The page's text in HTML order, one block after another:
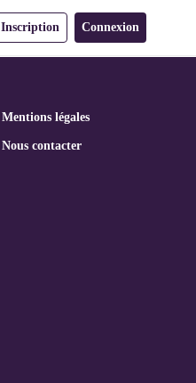
Inscription Connexion
Mentions légales
Nous contacter